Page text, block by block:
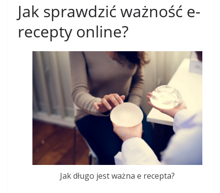
Jak sprawdzić ważność e-
recepty online?
Jak długo jest ważna e recepta?